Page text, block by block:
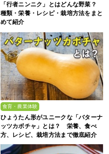
「行者ニンニク」とはどんな野菜？
種類・栄養・レシピ・栽培方法をまと
めて紹介
食育・農業体験
ひょうたん形がユニークな「バターナ
ッツカボチャ」とは？ 栄養、食べ
方、レシピ、栽培方法まで徹底紹介